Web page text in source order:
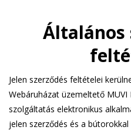
RAKTÁRON
SAJÁT
Általános
Jelen szerződés feltételei
Webáruházat üzemeltető
szolgáltatás elektronikus
jelen szerződés és a